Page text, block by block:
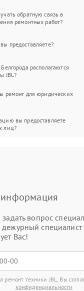
обратную связь в
ремонтных работ?
предоставляете?
располагаются
JBL?
ремонт для юридических
вы предоставляете
лиц?
информация
вопрос
специалист
Вас!
ремонт техники JBL, Вы
конфиденциальности